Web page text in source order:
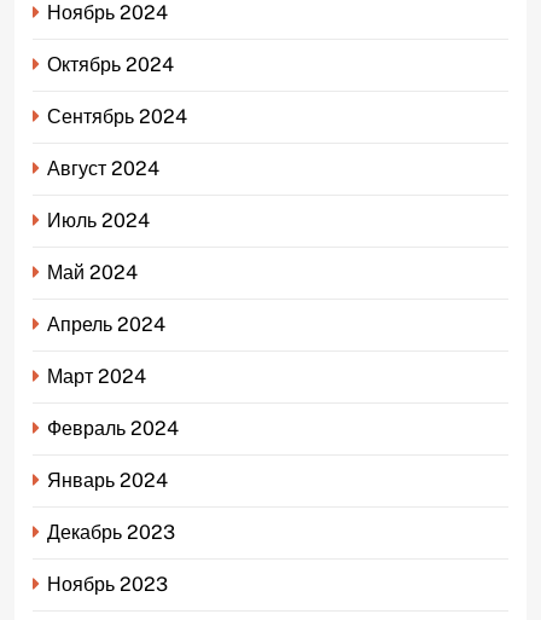
Ноябрь 2024
Октябрь 2024
Сентябрь 2024
Август 2024
Июль 2024
Май 2024
Апрель 2024
Март 2024
Февраль 2024
Январь 2024
Декабрь 2023
Ноябрь 2023